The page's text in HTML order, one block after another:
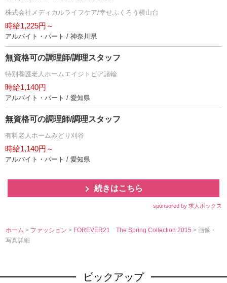
株式会社メディカルライフケア/幸せふくろう横山台
時給1,225円～
アルバイト・パート / 神奈川県
無資格可の調理師/調理スタッフ
特別養護老人ホームエイジトピア諸輪
時給1,140円
アルバイト・パート / 愛知県
無資格可の調理師/調理スタッフ
有料老人ホームみどり刈谷
時給1,140円～
アルバイト・パート / 愛知県
続きはこちら
sponsored by 求人ボックス
ホーム > ファッション> FOREVER21 The Spring Collection 2015> 画像・
写真詳細
ピックアップ